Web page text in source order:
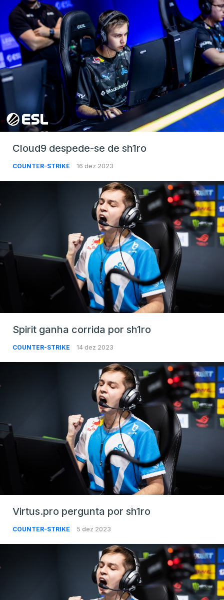
Cloud9 despede-se de sh1ro
COUNTER-STRIKE 16 dez 2023
Spirit ganha corrida por sh1ro
COUNTER-STRIKE 14 dez 2023
Virtus.pro pergunta por sh1ro
COUNTER-STRIKE 5 dez 2023